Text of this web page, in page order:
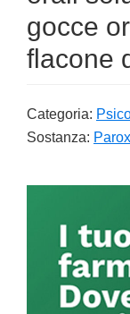
gocce
flacone
Categoria:
Sostanza:
Sidebar